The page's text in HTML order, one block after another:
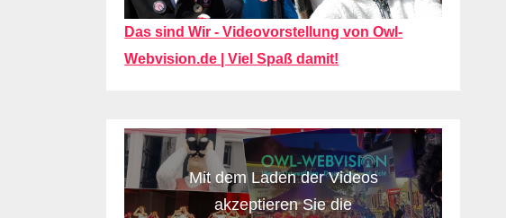
Das sind Wir - Videovorstellung von Owl-
Webvision.de | Viel Spaß damit!
Mit dem Laden der Videos
akzeptieren Sie die